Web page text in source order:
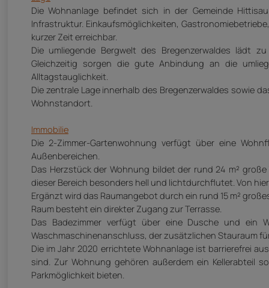
Die Wohnanlage befindet sich in der Gemeinde
Infrastruktur. Einkaufsmöglichkeiten,
kurzer Zeit erreichbar.
Die umliegende Bergwelt des Bregenzerwaldes lädt
Gleichzeitig sorgen die gute Anbindung an die
Alltagstauglichkeit.
Die zentrale Lage innerhalb des Bregenzerwaldes sowie
Wohnstandort.
Immobilie
Die 2-Zimmer-Gartenwohnung verfügt über eine
Außenbereichen.
Das Herzstück der Wohnung bildet der rund 24 m²
dieser Bereich besonders hell und lichtdurchflutet. Von
Ergänzt wird das Raumangebot durch ein rund 15 m²
Raum besteht ein direkter Zugang zur Terrasse.
Das Badezimmer verfügt über eine Dusche und ein
Waschmaschinenanschluss, der zusätzlichen Stauraum
Die im Jahr 2020 errichtete Wohnanlage ist barrierefrei
sind. Zur Wohnung gehören außerdem ein Kellerabteil
Parkmöglichkeit bieten.